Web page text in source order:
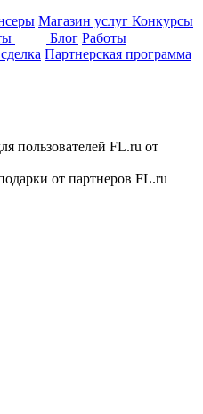
Магазин услуг Конкурсы
Блог Работы
Партнерская программа
пользователей FL.ru от
от партнеров FL.ru